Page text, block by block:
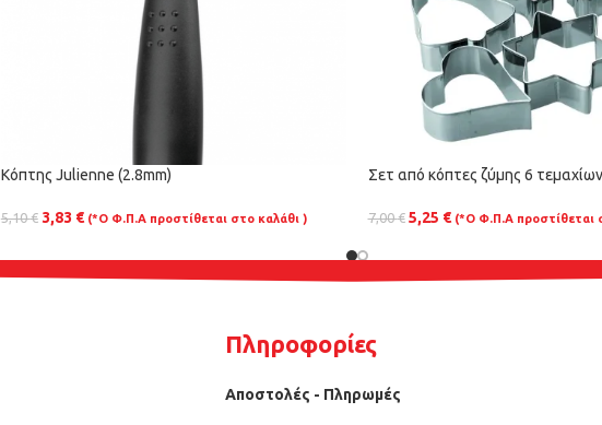
Κόπτης Julienne (2.8mm)
5,10€ 3,83 € (*Ο Φ.Π.Α προστίθεται στο καλάθι )
Σετ από κόπτες ζύμης 6
7,00€ 5,25 € (*Ο Φ.Π.Α προστίθεται
Πληροφορίες
Αποστολές - Πληρωμές